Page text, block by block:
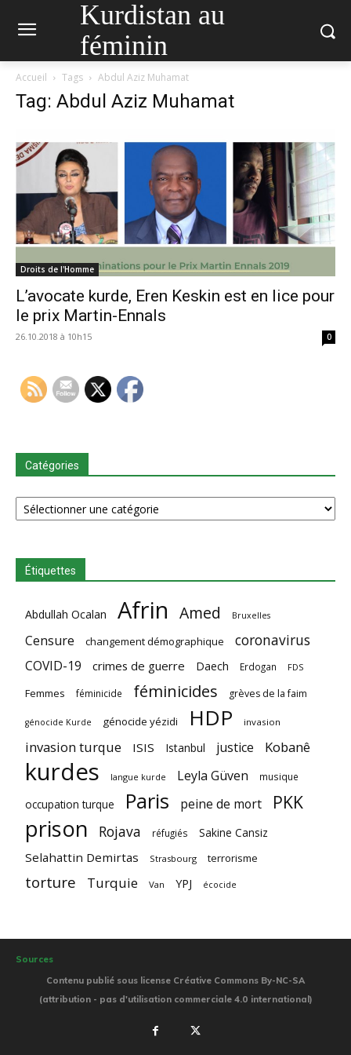
Kurdistan au
féminin
Accueil Tags Abdul Aziz Muhamat
Tag: Abdul Aziz Muhamat
Droits de l'Homme
L’avocate kurde, Eren Keskin est en lice pour
le prix Martin-Ennals
26.10.2018 à 10h15 0
Catégories
Catégories
Étiquettes
Abdullah Ocalan Afrin Amed Bruxelles
Censure changement démographique coronavirus
COVID-19 crimes de guerre Daech Erdogan FDS
Femmes féminicide féminicides grèves de la faim
génocide Kurde génocide yézidi HDP invasion
invasion turque ISIS Istanbul justice Kobanê
kurdes langue kurde Leyla Güven musique
occupation turque Paris peine de mort PKK
prison Rojava réfugiés Sakine Cansiz
Selahattin Demirtas Strasbourg terrorisme
torture Turquie Van YPJ écocide
Sources
Contenu publié sous license Créative Commons By-NC-SA
(attribution - pas d'utilisation commerciale 4.0 international)